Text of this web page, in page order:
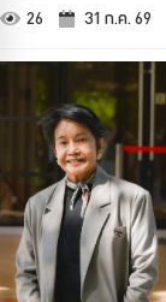
26 31 ก.ค. 69